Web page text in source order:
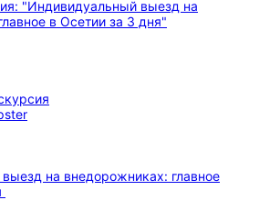
на внедорожниках: главное